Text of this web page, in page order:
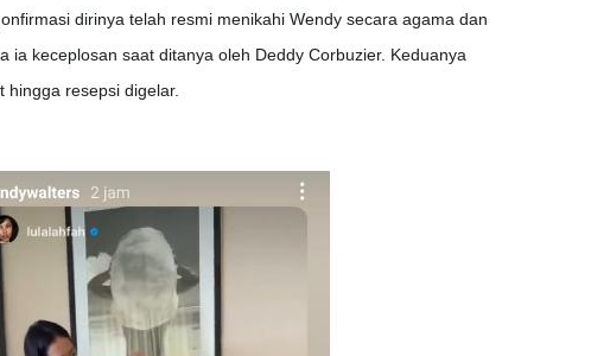
dirinya telah resmi menikahi Wendy secara agama dan
ia keceplosan saat ditanya oleh Deddy Corbuzier. Keduanya
hingga resepsi digelar.